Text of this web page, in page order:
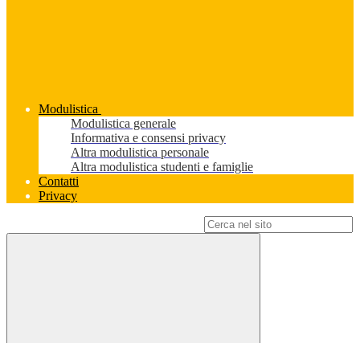
Modulistica
Modulistica generale
Informativa e consensi privacy
Altra modulistica personale
Altra modulistica studenti e famiglie
Contatti
Privacy